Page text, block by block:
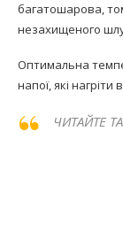
багатошарова,
незахищеного
Оптимальна
напої, які нагріти
ЧИТАЙТЕ